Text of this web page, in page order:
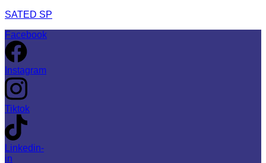
SATED SP
Facebook
Instagram
Tiktok
Linkedin-
in